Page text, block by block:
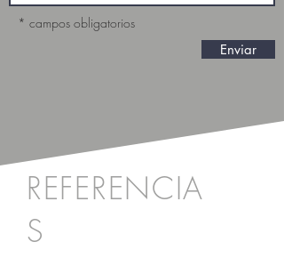
* campos obligatorios
Enviar
REFERENCIA
S